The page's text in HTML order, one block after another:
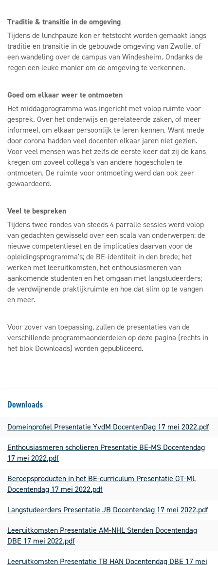
Traditie & transitie in de omgeving
Tijdens de lunchpauze kon er fietstocht worden gemaakt langs
traditie en transitie in de gebouwde omgeving van Zwolle, of
een wandeling over de campus van Windesheim. Ondanks de
regen een leuke manier om de omgeving te verkennen.
Goed om elkaar weer te ontmoeten
Het middagprogramma was ingericht met volop ruimte voor
gesprek. Over het onderwijs en gerelateerde zaken, of meer
informeel, om elkaar persoonlijk te leren kennen. Want mede
door corona hadden veel docenten elkaar jaren niet gezien.
Voor veel mensen was het zelfs de eerste keer dat zij de kans
kregen om zoveel collega's van andere hogescholen te
ontmoeten. De ruimte voor ontmoeting werd dan ook zeer
gewaardeerd.
Veel te bespreken
Tijdens twee rondes van steeds 4 parralle sessies werd volop
van gedachten gewisseld over een scala van onderwerpen: de
nieuwe competentieset en de implicaties daarvan voor de
opleidingsprogramma's; de BE-identiteit in den brede; het
werken met leeruitkomsten, het enthousiasmeren van
aankomende studenten en het omgaan met langstudeerders;
de verdwijnende praktijkruimte en hoe dat slim op te vangen
en meer.
Voor zover van toepassing, zullen de presentaties van de
verschillende programmaonderdelen op deze pagina (rechts in
het blok Downloads) worden gepubliceerd.
Downloads
Domeinprofiel Presentatie YvdM DocentenDag 17 mei 2022.pdf
Enthousiasmeren scholieren Presentatie BE-MS Docentendag
17 mei 2022.pdf
Beroepsproducten in het BE-curriculum Presentatie GT-ML
Docentendag 17 mei 2022.pdf
Langstudeerders Presentatie JB Docentendag 17 mei 2022.pdf
Leeruitkomsten Presentatie AM-NHL Stenden Docentendag
DBE 17 mei 2022.pdf
Leeruitkomsten Presentatie TB HAN Docentendag DBE 17 mei